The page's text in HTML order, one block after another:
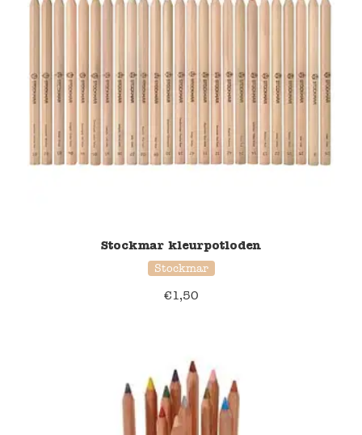
Stockmar kleurpotloden
Stockmar
€1,50